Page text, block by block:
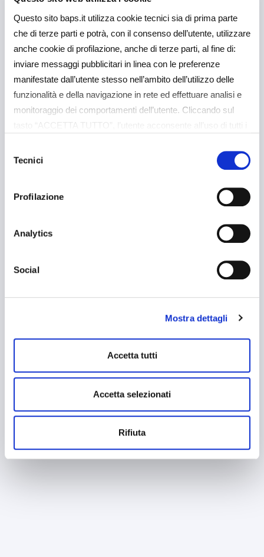
Questo sito baps.it utilizza cookie tecnici sia di prima parte
che di terze parti e potrà, con il consenso dell’utente, utilizzare
anche cookie di profilazione, anche di terze parti, al fine di:
inviare messaggi pubblicitari in linea con le preferenze
manifestate dall’utente stesso nell’ambito dell’utilizzo delle
funzionalità e della navigazione in rete ed effettuare analisi e
monitoraggio dei comportamenti dell’utente. Cliccando sul
analitici. Il consenso è facoltativo e può essere revocato in
qualsiasi momento. Se l’utente desidera gestire le proprie
preferenze può cliccare sul tasto “Dettagli” (accessibile in
ogni momento, cliccando l’icona del lucchetto disponibile in
linkhttps://baps.it/cookie-policy/
. Per sapere di più sui
da dove è possibile
esprimere le preferenze sui singoli cookie. Chiudendo questo
mantenendo le impostazioni di default (solo cookie tecnici
attivi).
delTecnici
Profilazione
Analytics
Social
Mostra dettagli
Accetta tutti
Accetta selezionati
Rifiuta